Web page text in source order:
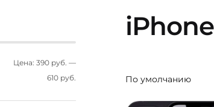
iPhone
Цена: 390 руб. —
610 руб.